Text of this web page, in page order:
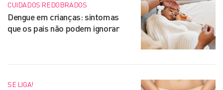
CUIDADOS REDOBRADOS
Dengue em crianças: sintomas
que os pais não podem ignorar
SE LIGA!